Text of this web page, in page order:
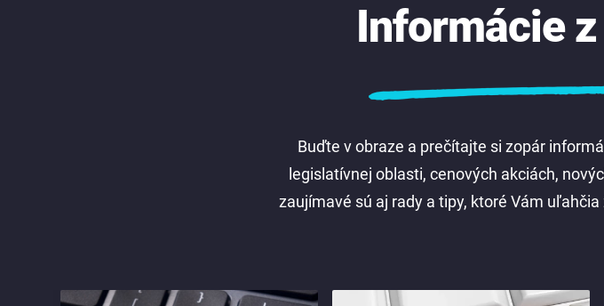
Informácie
Buďte v obraze a prečítajte si zopár
legislatívnej oblasti, cenových akciách,
zaujímavé sú aj rady a tipy, ktoré Vám